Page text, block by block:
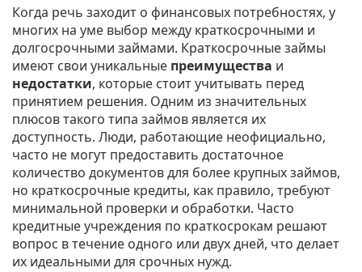
Когда речь заходит о финансовых потребностях, у
многих на уме выбор между краткосрочными и
долгосрочными займами. Краткосрочные займы
имеют свои уникальные преимущества и
недостатки, которые стоит учитывать перед
принятием решения. Одним из значительных
плюсов такого типа займов является их
доступность. Люди, работающие неофициально,
часто не могут предоставить достаточное
количество документов для более крупных займов,
но краткосрочные кредиты, как правило, требуют
минимальной проверки и обработки. Часто
кредитные учреждения по краткосрокам решают
вопрос в течение одного или двух дней, что делает
их идеальными для срочных нужд.